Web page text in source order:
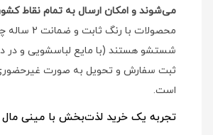
می‌شوند و امکان ارسال به تمام نقاط کشور
محصولات با رنگ
ثبت سفارش و تحویل به صورت
است.
تجربه یک خرید لذت‌بخش با مینی مال